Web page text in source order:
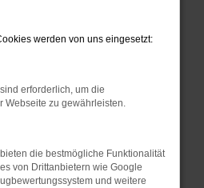
– bald in
werden von uns eingesetzt:
erforderlich, um die
Webseite zu gewährleisten.
die bestmögliche Funktionalität
von Drittanbietern wie Google
und weitere